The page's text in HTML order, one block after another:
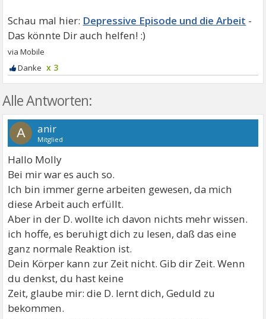
Depressive Episode und die Arbeit
x 3
Alle Antworten:
A anir
Mitglied
Hallo Molly
Bei mir war es auch so.
Ich bin immer gerne arbeiten gewesen, da mich
diese Arbeit auch erfüllt.
Aber in der D. wollte ich davon nichts mehr wissen.
ich hoffe, es beruhigt dich zu lesen, daß das eine
ganz normale Reaktion ist.
Dein Körper kann zur Zeit nicht. Gib dir Zeit. Wenn
du denkst, du hast keine
Zeit, glaube mir: die D. lernt dich, Geduld zu
bekommen.